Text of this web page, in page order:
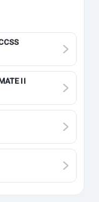
II